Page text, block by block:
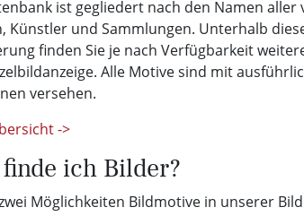
ist gegliedert nach den Namen aller
Künstler und Sammlungen. Unterhalb
finden Sie je nach Verfügbarkeit
Alle Motive sind mit
versehen.
->
ich Bilder?
Möglichkeiten Bildmotive in unserer